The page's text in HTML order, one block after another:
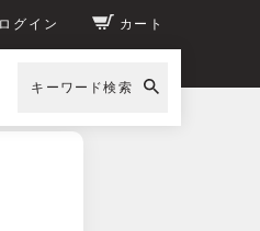
ログイン カート
キーワード検索